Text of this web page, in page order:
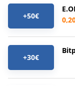
+50€
+30€